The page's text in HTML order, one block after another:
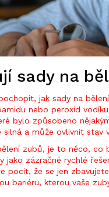
sady na
jak sady na
nebo peroxid
bylo způsobeno
a může ovlivnit stav
zubů, je to něco,
jako zázračné rychlé
pocit, že se jen
bariéru, kterou vaše